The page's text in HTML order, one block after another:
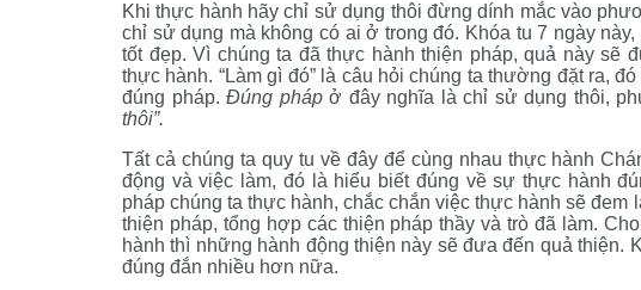
Khi thực hành hãy chỉ sử dụng thôi đừng dính mắc vào
chỉ sử dụng mà không có ai ở trong đó. Khóa tu 7 ngày
tốt đẹp. Vì chúng ta đã thực hành thiện pháp, quả này sẽ
thực hành. “Làm gì đó” là câu hỏi chúng ta thường đặt ra,
đúng pháp. Đúng phápở đây nghĩa là chỉ sử dụng thôi,
thôi”.
Tất cả chúng ta quy tu về đây để cùng nhau thực hành
động và việc làm, đó là hiểu biết đúng về sự thực hành
pháp chúng ta thực hành, chắc chắn việc thực hành sẽ
thiện pháp, tổng hợp các thiện pháp thầy và trò đã làm.
hành thì những hành động thiện này sẽ đưa đến quả
đúng đắn nhiều hơn nữa.